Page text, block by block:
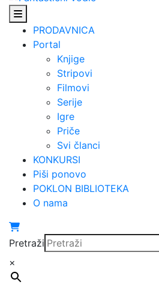
PRODAVNICA
Portal
Knjige
Stripovi
Filmovi
Serije
Igre
Priče
Svi članci
KONKURSI
Piši ponovo
POKLON BIBLIOTEKA
O nama
Pretraži
×